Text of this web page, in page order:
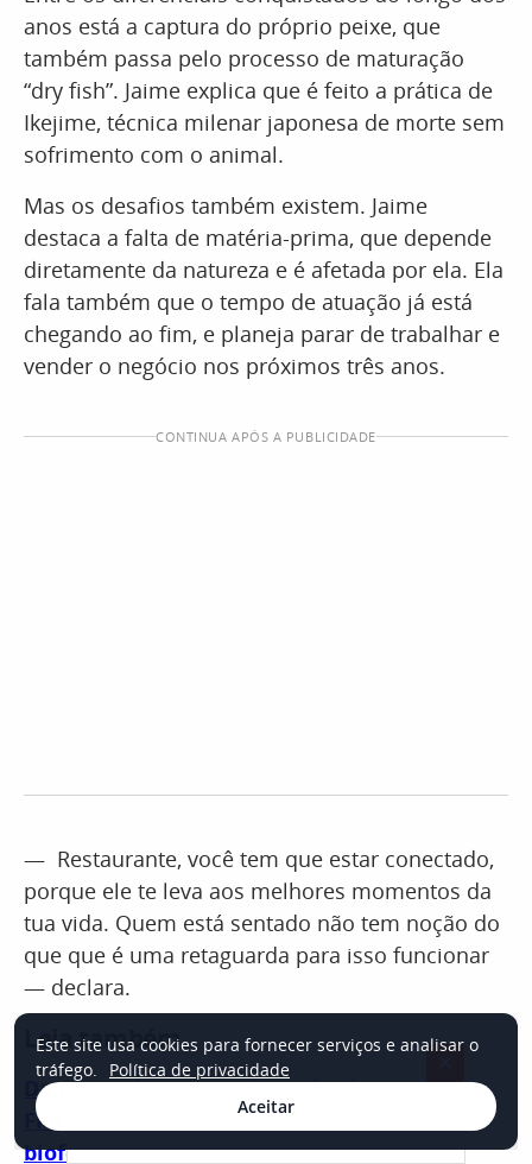
anos está a captura do próprio peixe, que
também passa pelo processo de maturação
“dry fish”. Jaime explica que é feito a prática de
Ikejime, técnica milenar japonesa de morte sem
sofrimento com o animal.
Mas os desafios também existem. Jaime
destaca a falta de matéria-prima, que depende
diretamente da natureza e é afetada por ela. Ela
fala também que o tempo de atuação já está
chegando ao fim, e planeja parar de trabalhar e
vender o negócio nos próximos três anos.
CONTINUA APÓS A PUBLICIDADE
— Restaurante, você tem que estar conectado,
porque ele te leva aos melhores momentos da
tua vida. Quem está sentado não tem noção do
que que é uma retaguarda para isso funcionar
— declara.
Leia também
Da maricultura ao cultivo de algas: como
Florianópolis entrou no mercado de
biofertilizantes
Este site usa cookies para fornecer serviços e analisar o
tráfego.
Política de privacidade
Aceitar